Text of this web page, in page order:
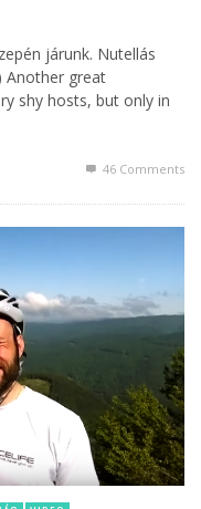
járunk. Nutellás
Another great
shy hosts, but only in
46 Comments